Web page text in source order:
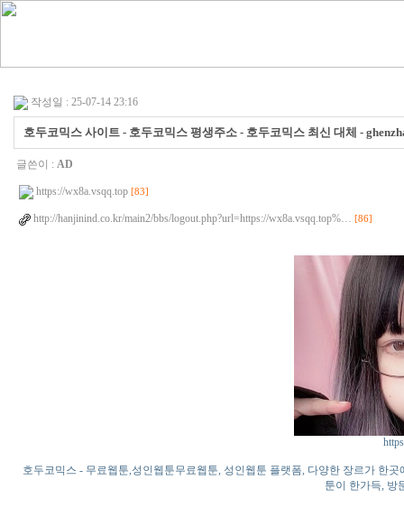
작성일 : 25-07-14 23:16
호두코믹스 사이트 - 호두코믹스 평생주소 - 호두코믹스 최신 대체 -
글쓴이 : AD
https://wx8a.vsqq.top [83]
http://hanjinind.co.kr/main2/bbs/logout.php?url=https://wx8a.vsqq.top%… [86]
호두코믹스 - 무료웹툰,성인웹툰무료웹툰, 성인웹툰 플랫폼, 다양한 장르가 한
툰이 한가득, 방